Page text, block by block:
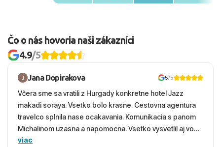
Čo o nás hovoria naši zákazníci
4.9/5
Jana Dopirakova 5/5
Včera sme sa vratili z Hurgady konkretne hotel Jazz
makadi soraya. Vsetko bolo krasne. Cestovna agentura
travelco splnila nase ocakavania. Komunikacia s panom
Michalinom uzasna a napomocna. Vsetko vysvetlil aj vo
vecernych hodinach zaco sa ospravedlnujem. Hotel
viac